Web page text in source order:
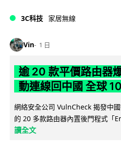
3C科技 家居無線
Vin 1 日
逾 20 款平價路由器
動連線回中國 全球
網絡安全公司 VulnCheck 揭發中
的 20 多款路由器內置後門程式「
讀全文